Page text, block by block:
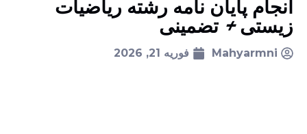
انجام پایان نامه رشته ریاضیات
زیستی + تضمینی
Mahyarmni فوریه 21, 2026